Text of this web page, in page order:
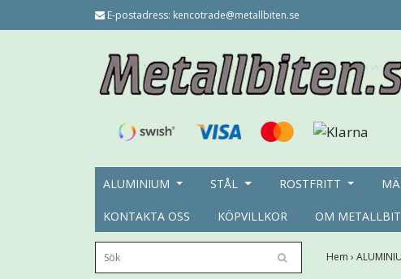
E-postadress: kencotrade@metallbiten.se
ALUMINIUM STÅL ROSTFRITT
KONTAKTA OSS KÖPVILLKOR OM
Hem ›